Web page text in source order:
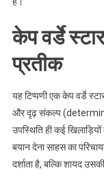
केप वर्डे
प्रतीक
यह टिप्पणी एक केप वर्डे
और दृढ़ संकल्प
उपस्थिति ही कई
बयान देना साहस का
दर्शाता है, बल्कि शायद